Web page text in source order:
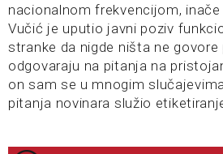
nacionalnom frekvencijom,
Vučić je uputio javni poziv
stranke da nigde ništa ne
odgovaraju na pitanja na
on sam se u mnogim
pitanja novinara služio